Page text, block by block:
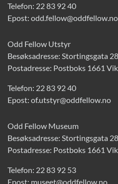
Telefon: 22 83 92 40
Epost: odd.fellow@oddfellow.no
Odd Fellow Utstyr
Besøksadresse: Stortingsgata
Postadresse: Postboks 1661
Telefon: 22 83 92 40
Epost: of.utstyr@oddfellow.no
Odd Fellow Museum
Besøksadresse: Stortingsgata
Postadresse: Postboks 1661
Telefon: 22 83 92 53
Epost: museet@oddfellow.no